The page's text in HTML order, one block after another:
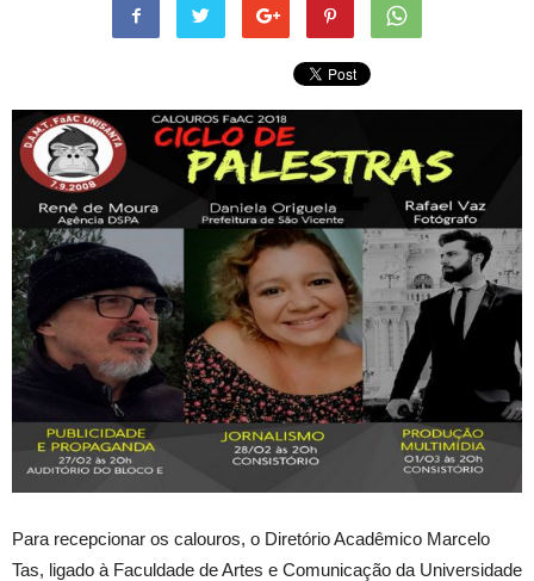
Para recepcionar os calouros, o Diretório Acadêmico Marcelo
Tas, ligado à Faculdade de Artes e Comunicação da Universidade